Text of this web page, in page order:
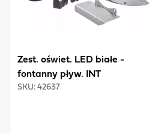
Zest. oświet. LED białe -
fontanny pływ. INT
SKU: 42637